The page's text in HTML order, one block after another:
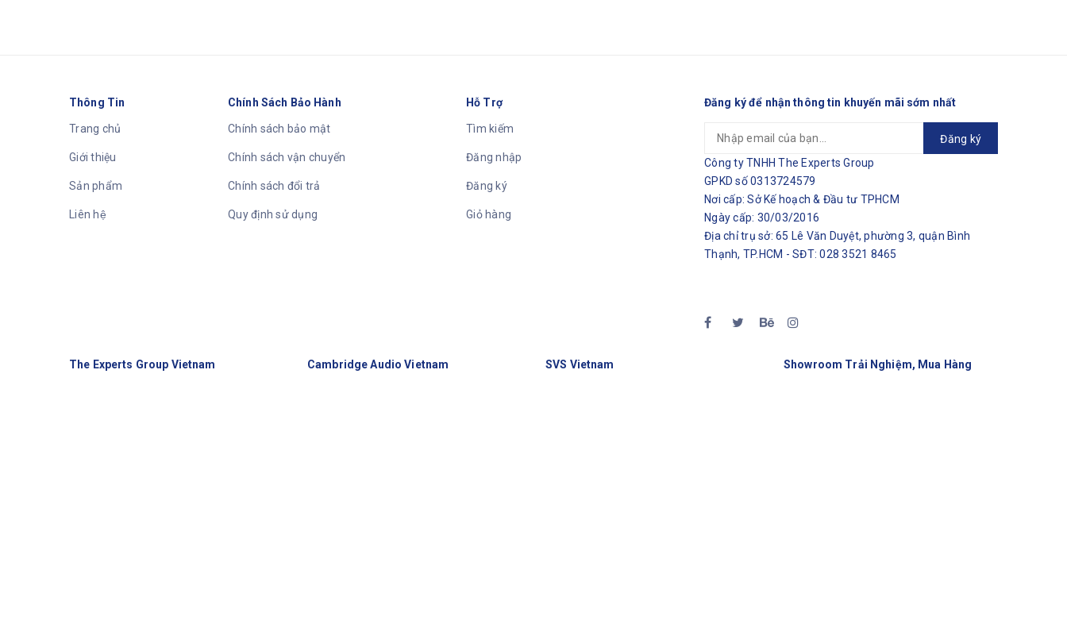
Thông Tin
Trang chủ
Giới thiệu
Sản phẩm
Liên hệ
Chính Sách Bảo Hành
Chính sách bảo mật
Chính sách vận chuyển
Chính sách đổi trả
Quy định sử dụng
Hỗ Trợ
Tìm kiếm
Đăng nhập
Đăng ký
Giỏ hàng
Đăng ký để nhận thông tin khuyến mãi sớm nhất
Đăng ký
Công ty TNHH The Experts Group
GPKD số 0313724579
Nơi cấp: Sở Kế hoạch & Đầu tư TPHCM
Ngày cấp: 30/03/2016
Địa chỉ trụ sở: 65 Lê Văn Duyệt, phường 3, quận Bình
Thạnh, TP.HCM - SĐT: 028 3521 8465
The Experts Group Vietnam Cambridge Audio Vietnam SVS Vietnam Showroom Trải Nghiệm, Mua Hàng